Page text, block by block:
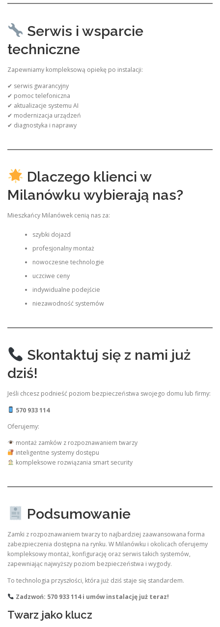
Serwis i wsparcie
techniczne
Zapewniamy kompleksową opiekę po instalacji:
✔ serwis gwarancyjny
✔ pomoc telefoniczna
✔ aktualizacje systemu AI
✔ modernizacja urządzeń
✔ diagnostyka i naprawy
Dlaczego klienci w
Milanówku wybierają nas?
Mieszkańcy Milanówek cenią nas za:
szybki dojazd
profesjonalny montaż
nowoczesne technologie
uczciwe ceny
indywidualne podejście
niezawodność systemów
Skontaktuj się z nami już
dziś!
Jeśli chcesz podnieść poziom bezpieczeństwa swojego domu lub firmy:
570 933 114
Oferujemy:
montaż zamków z rozpoznawaniem twarzy
inteligentne systemy dostępu
kompleksowe rozwiązania smart security
Podsumowanie
Zamki z rozpoznawaniem twarzy to najbardziej zaawansowana forma
zabezpieczenia dostępna na rynku. W Milanówku i okolicach oferujemy
kompleksowy montaż, konfigurację oraz serwis takich systemów,
zapewniając najwyższy poziom bezpieczeństwa i wygody.
To technologia przyszłości, która już dziś staje się standardem.
Zadzwoń: 570 933 114 i umów instalację już teraz!
Twarz jako klucz